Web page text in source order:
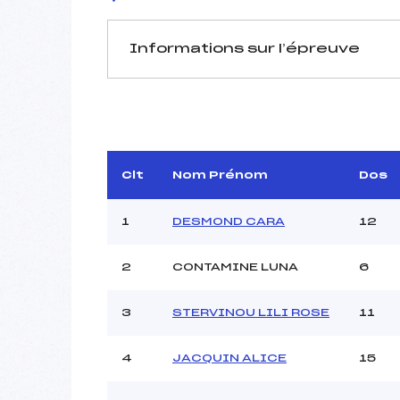
Informations sur l’épreuve
Arbitre :
Assistant :
Nombre de portes :
Traceur :
Clt Nom Prénom Dos
1 DESMOND CARA 12
2 CONTAMINE LUNA 6
3 STERVINOU LILI ROSE 11
4 JACQUIN ALICE 15